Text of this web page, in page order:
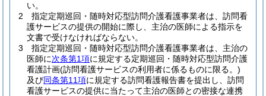
い。
2
指定定期巡回・随時対応型訪問介護看護事業者は、訪問看
護サービスの提供の開始に際し、主治の医師による指示を
文書で受けなければならない。
3
指定定期巡回・随時対応型訪問介護看護事業者は、主治の
医師に次条第1項に規定する定期巡回・随時対応型訪問介護
看護計画(訪問看護サービスの利用者に係るものに限る。)
及び同条第11項に規定する訪問看護報告書を提出し、訪問
看護サービスの提供に当たって主治の医師との密接な連携